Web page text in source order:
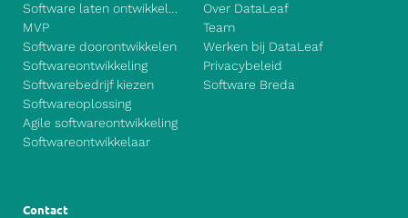
Software laten ontwikkelen
MVP
Software doorontwikkelen
Softwareontwikkeling
Softwarebedrijf kiezen
Softwareoplossing
Agile softwareontwikkeling
Softwareontwikkelaar
Over DataLeaf
Team
Werken bij DataLeaf
Privacybeleid
Software Breda
Contact